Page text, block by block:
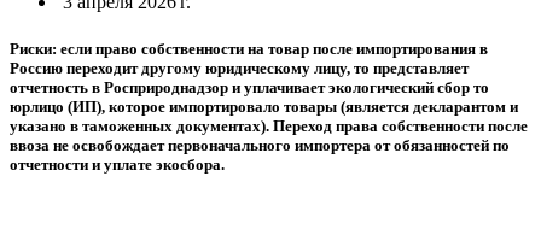
Риски: если право собственности на товар после импортирования в
Россию переходит другому юридическому лицу, то представляет
отчетность в Росприроднадзор и уплачивает экологический сбор то
юрлицо (ИП), которое импортировало товары (является декларантом и
указано в таможенных документах). Переход права собственности после
ввоза не освобождает первоначального импортера от обязанностей по
отчетности и уплате экосбора.